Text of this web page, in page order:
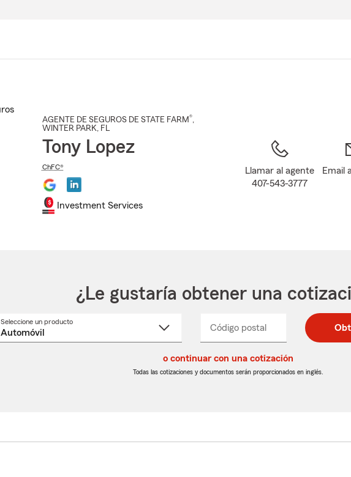
AGENTE DE SEGUROS DE STATE FARM®,
WINTER PARK, FL
Tony Lopez
ChFC®
Investment Services
Llamar al agente
407-543-3777
Email
¿Le gustaría obtener una
Seleccione un productoSeleccione
Código postal
postal
de
postal
de
_____
o continuar con una cotización
Todas las cotizaciones y documentos serán proporcionados en inglés.